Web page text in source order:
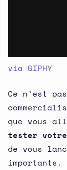
via GIPHY
Ce n’est
que vous
tester
de vous
importants.